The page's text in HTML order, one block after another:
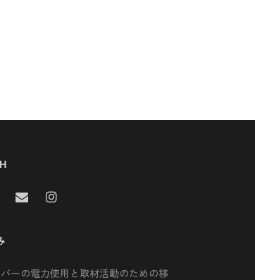
ーの電力使用と取材活動のための移